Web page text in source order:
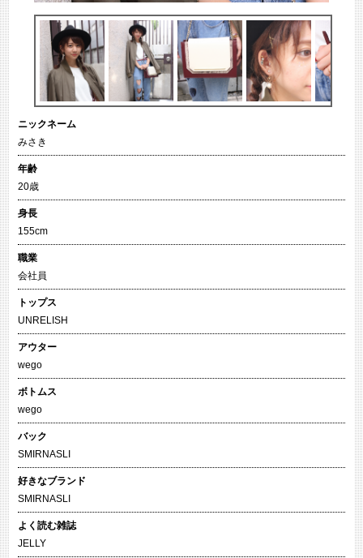
ニックネーム
みさき
年齢
20歳
身長
155cm
職業
会社員
トップス
UNRELISH
アウター
wego
ボトムス
wego
バック
SMIRNASLI
好きなブランド
SMIRNASLI
よく読む雑誌
JELLY